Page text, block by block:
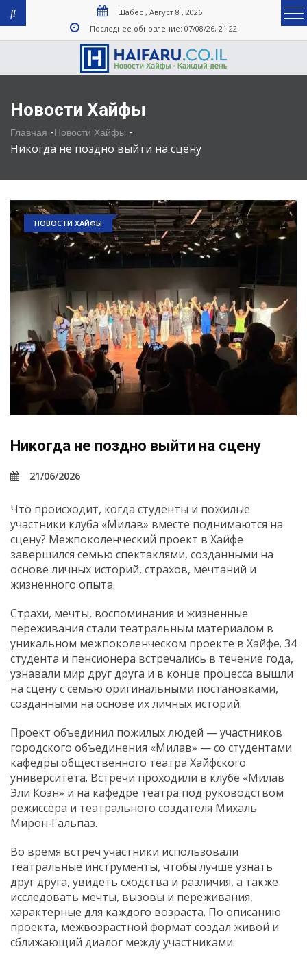
Шабес , Август 8 , 2026
Последнее обновление: 07/08/26, 21:22
Новости Хайфы
Главная -Новости Хайфы -
Никогда не поздно выйти на сцену
НОВОСТИ ХАЙФЫ
Никогда не поздно выйти на сцену
21/06/2026
Что происходит, когда студенты и пожилые
участники клуба «Милав» вместе поднимаются на
сцену? Межпоколенческий проект в Хайфе
завершился семью спектаклями, созданными на
основе личных историй, страхов, мечтаний и
жизненного опыта.
Страхи, мечты, воспоминания и жизненные
переживания стали театральным материалом в
уникальном межпоколенческом проекте в Хайфе. 34
студента и пенсионера встречались в течение года,
узнавали мир друг друга и в конце процесса вышли
на сцену с семью оригинальными постановками,
созданными на основе их личных историй.
Проект объединил пожилых людей — участников
городского объединения «Милав» — со студентами
кафедры общественного театра Хайфского
университета. Встречи проходили в клубе «Милав
Эли Коэн» и на кафедре театра под руководством
режиссёра и театрального создателя Михаль
Мирон‑Гальпаз.
Во время встреч участники использовали
театральные инструменты, чтобы лучше узнать
друг друга, увидеть сходства и различия, а также
исследовать мечты, вызовы и переживания,
характерные для каждого возраста. По описанию
проекта, межвозрастной формат создал живой и
сближающий диалог между участниками.